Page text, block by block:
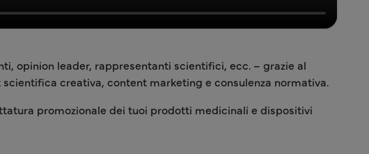
opinion leader, rappresentanti scientifici, ecc. – grazie al
creativa, content marketing e consulenza normativa.
promozionale dei tuoi prodotti medicinali e dispositivi